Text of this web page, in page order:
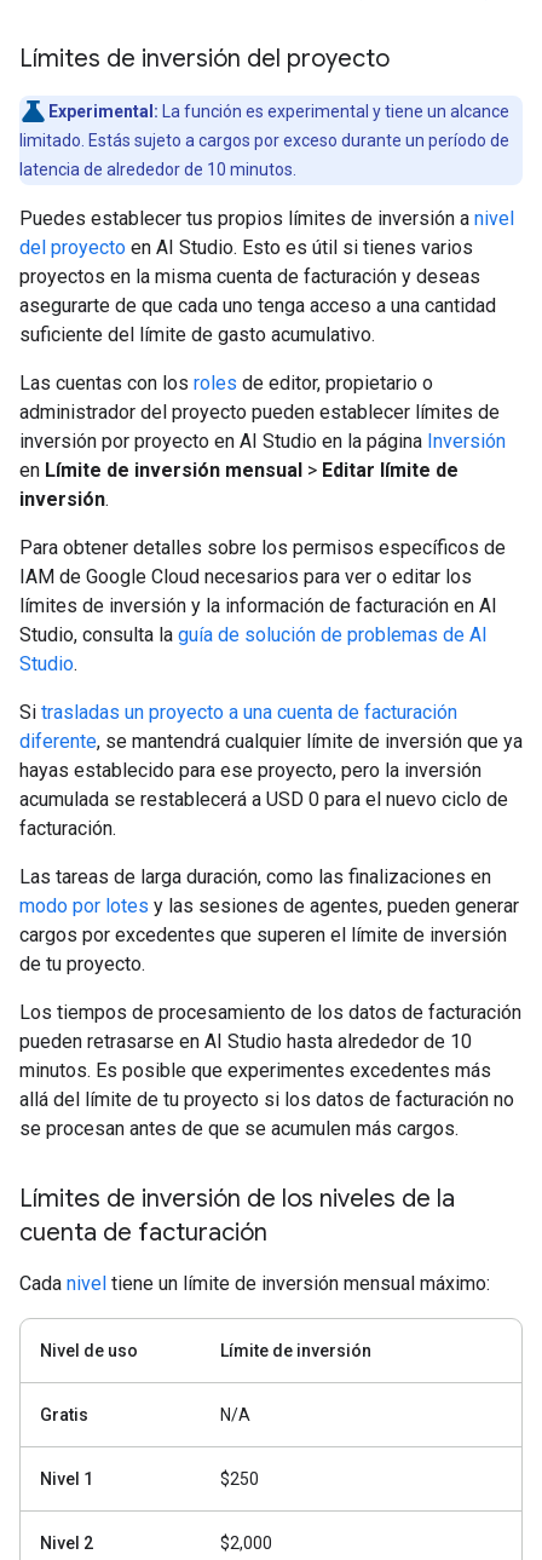
Límites de inversión del proyecto
Experimental: La función es experimental y tiene un alcance
limitado. Estás sujeto a cargos por exceso durante un período de
latencia de alrededor de 10 minutos.
Puedes establecer tus propios límites de inversión a nivel
del proyecto en AI Studio. Esto es útil si tienes varios
proyectos en la misma cuenta de facturación y deseas
asegurarte de que cada uno tenga acceso a una cantidad
suficiente del límite de gasto acumulativo.
Las cuentas con los roles de editor, propietario o
administrador del proyecto pueden establecer límites de
inversión por proyecto en AI Studio en la página Inversión
en Límite de inversión mensual > Editar límite de
inversión.
Para obtener detalles sobre los permisos específicos de
IAM de Google Cloud necesarios para ver o editar los
límites de inversión y la información de facturación en AI
Studio, consulta la guía de solución de problemas de AI
Studio.
Si trasladas un proyecto a una cuenta de facturación
diferente, se mantendrá cualquier límite de inversión que ya
hayas establecido para ese proyecto, pero la inversión
acumulada se restablecerá a USD 0 para el nuevo ciclo de
facturación.
Las tareas de larga duración, como las finalizaciones en
modo por lotes y las sesiones de agentes, pueden generar
cargos por excedentes que superen el límite de inversión
de tu proyecto.
Los tiempos de procesamiento de los datos de facturación
pueden retrasarse en AI Studio hasta alrededor de 10
minutos. Es posible que experimentes excedentes más
allá del límite de tu proyecto si los datos de facturación no
se procesan antes de que se acumulen más cargos.
Límites de inversión de los niveles de la
cuenta de facturación
Cada nivel tiene un límite de inversión mensual máximo:
Nivel de uso Límite de inversión
Gratis N/A
Nivel 1 $250
Nivel 2 $2,000